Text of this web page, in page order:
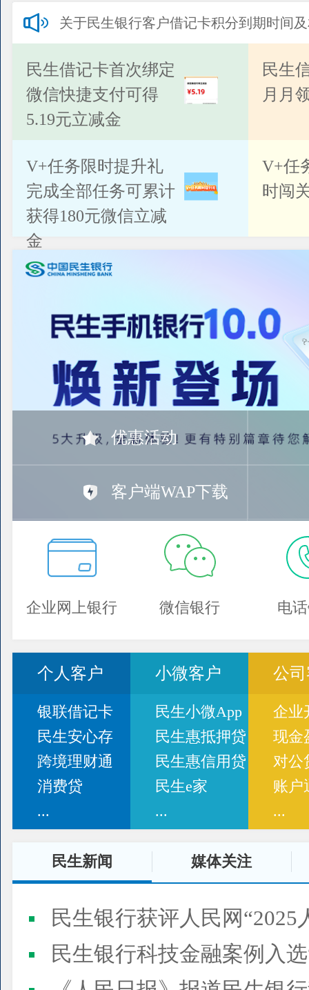
关于民生银行客户借记卡积分到期时间
公告
民生借记卡首次绑定
微信快捷支付可得
5.19元立减金
民生
月月
V+任务限时提升礼
完成全部任务可累计
获得180元微信立减
金
V+任
时闯
优惠活动
客户端WAP下载
企业网上银行 微信银行 电
个人客户
银联借记卡
民生安心存
跨境理财通
消费贷
...
小微客户
民生小微App
民生惠抵押贷
民生惠信用贷
民生e家
...
公
企业
现金
对公
账户
...
民生新闻 媒体关注
民生银行获评人民网“2025
民生银行科技金融案例入选“2025人民